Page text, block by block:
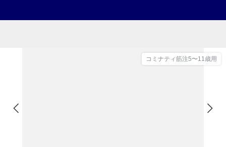
コミナティ筋注5〜11歳用